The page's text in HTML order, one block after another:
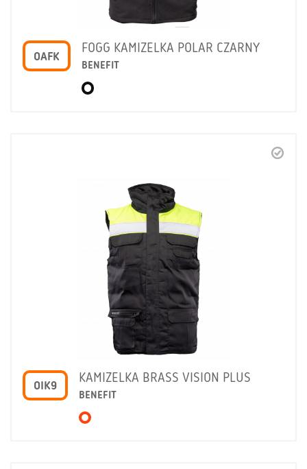
OAFK
FOGG KAMIZELKA POLAR CZARNY
BENEFIT
OIK9
KAMIZELKA BRASS VISION PLUS
BENEFIT